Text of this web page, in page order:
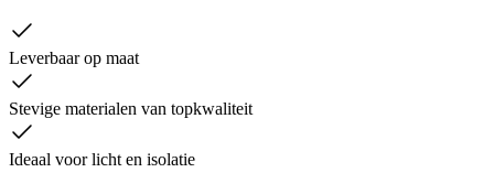
Leverbaar op maat
Stevige materialen van topkwaliteit
Ideaal voor licht en isolatie